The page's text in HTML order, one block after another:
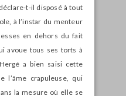
t-il disposé à tout
à l’instar du menteur
en dehors du fait
avoue tous ses torts à
a bien saisi cette
l’âme crapuleuse, qui
la mesure où elle se